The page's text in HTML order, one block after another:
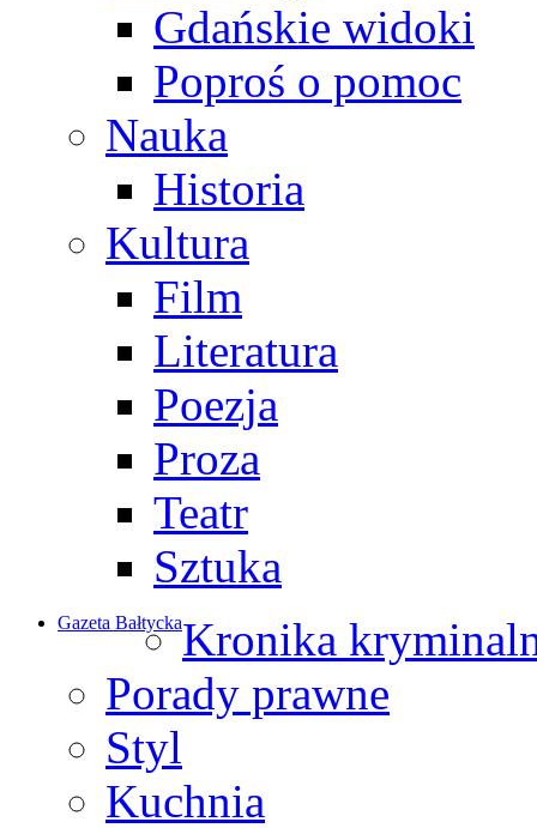
Gdańskie widoki
Poproś o pomoc
Nauka
Historia
Kultura
Film
Literatura
Poezja
Proza
Teatr
Sztuka
Gazeta BałtyckaKronika
Porady prawne
Styl
Kuchnia